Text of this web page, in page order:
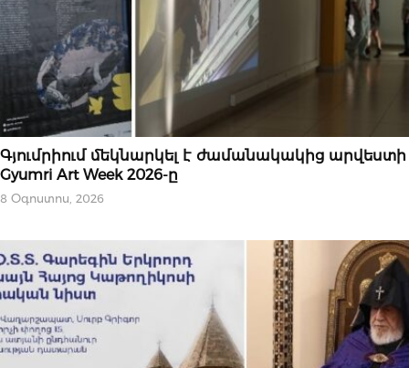
ՄՇԱԿՈՒԹԱՅԻՆ
Գյումրիում մեկնարկել է ժամանակակից արվեստի
Gyumri Art Week 2026-ը
8 Օգոստոս, 2026